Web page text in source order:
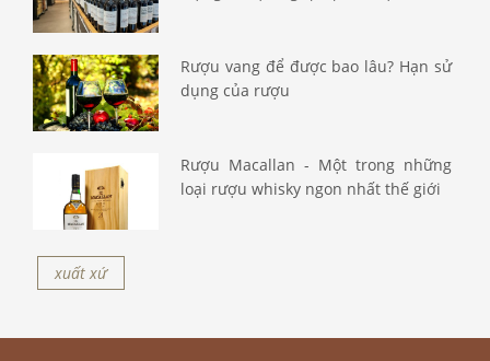
Rượu vang để được bao lâu? Hạn sử
dụng của rượu
Rượu Macallan - Một trong những
loại rượu whisky ngon nhất thế giới
xuất xứ